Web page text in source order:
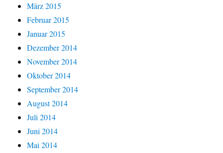
März 2015
Februar 2015
Januar 2015
Dezember 2014
November 2014
Oktober 2014
September 2014
August 2014
Juli 2014
Juni 2014
Mai 2014